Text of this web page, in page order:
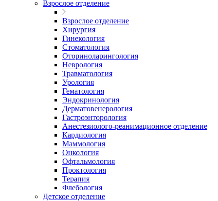
Взрослое отделение
Взрослое отделение
Хирургия
Гинекология
Стоматология
Оториноларингология
Неврология
Травматология
Урология
Гематология
Эндокринология
Дерматовенерология
Гастроэнторология
Анестезиолого-реанимационное отделение
Кардиология
Маммология
Онкология
Офтальмология
Проктология
Терапия
Флебология
Детское отделение